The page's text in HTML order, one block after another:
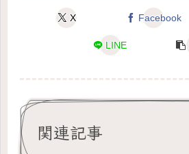
X Facebook
LINE
関連記事